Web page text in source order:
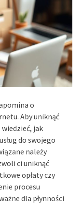
o
Aby uniknąć
jak
do swojego
należy
ci uniknąć
opłaty czy
procesu
dla płynności